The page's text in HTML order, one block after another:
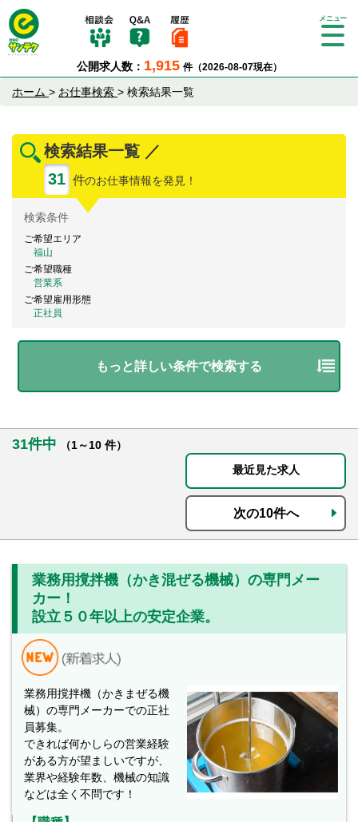
公開求人数： 1,915 件（2026-08-07現在）
Tog
ホーム > お仕事検索 > 検索結果一覧
検索結果一覧 ／
31 件のお仕事情報を発見！
検索条件
ご希望エリア
福山
ご希望職種
営業系
ご希望雇用形態
正社員
もっと詳しい条件で検索する
31件中
（1～10 件）
最近見た求人
次の10件へ
業務用撹拌機（かき混ぜる機械）の専門メー
カー！
設立５０年以上の安定企業。
業務用撹拌機（かきまぜる機
械）の専門メーカーでの正社
員募集。
できれば何かしらの営業経験
がある方が望ましいですが、
業界や経験年数、機械の知識
などは全く不問です！